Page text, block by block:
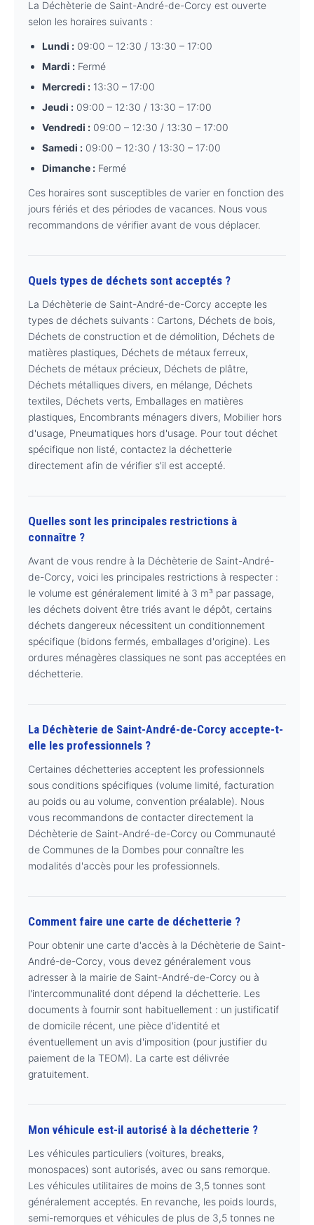
La Déchèterie de Saint-André-de-Corcy est ouverte
selon les horaires suivants :
Lundi : 09:00 – 12:30 / 13:30 – 17:00
Mardi : Fermé
Mercredi : 13:30 – 17:00
Jeudi : 09:00 – 12:30 / 13:30 – 17:00
Vendredi : 09:00 – 12:30 / 13:30 – 17:00
Samedi : 09:00 – 12:30 / 13:30 – 17:00
Dimanche : Fermé
Ces horaires sont susceptibles de varier en fonction des
jours fériés et des périodes de vacances. Nous vous
recommandons de vérifier avant de vous déplacer.
Quels types de déchets sont acceptés ?
La Déchèterie de Saint-André-de-Corcy accepte les
types de déchets suivants : Cartons, Déchets de bois,
Déchets de construction et de démolition, Déchets de
matières plastiques, Déchets de métaux ferreux,
Déchets de métaux précieux, Déchets de plâtre,
Déchets métalliques divers, en mélange, Déchets
textiles, Déchets verts, Emballages en matières
plastiques, Encombrants ménagers divers, Mobilier hors
d'usage, Pneumatiques hors d'usage. Pour tout déchet
spécifique non listé, contactez la déchetterie
directement afin de vérifier s'il est accepté.
Quelles sont les principales restrictions à
connaître ?
Avant de vous rendre à la Déchèterie de Saint-André-
de-Corcy, voici les principales restrictions à respecter :
le volume est généralement limité à 3 m³ par passage,
les déchets doivent être triés avant le dépôt, certains
déchets dangereux nécessitent un conditionnement
spécifique (bidons fermés, emballages d'origine). Les
ordures ménagères classiques ne sont pas acceptées en
déchetterie.
La Déchèterie de Saint-André-de-Corcy accepte-t-
elle les professionnels ?
Certaines déchetteries acceptent les professionnels
sous conditions spécifiques (volume limité, facturation
au poids ou au volume, convention préalable). Nous
vous recommandons de contacter directement la
Déchèterie de Saint-André-de-Corcy ou Communauté
de Communes de la Dombes pour connaître les
modalités d'accès pour les professionnels.
Comment faire une carte de déchetterie ?
Pour obtenir une carte d'accès à la Déchèterie de Saint-
André-de-Corcy, vous devez généralement vous
adresser à la mairie de Saint-André-de-Corcy ou à
l'intercommunalité dont dépend la déchetterie. Les
documents à fournir sont habituellement : un justificatif
de domicile récent, une pièce d'identité et
éventuellement un avis d'imposition (pour justifier du
paiement de la TEOM). La carte est délivrée
gratuitement.
Mon véhicule est-il autorisé à la déchetterie ?
Les véhicules particuliers (voitures, breaks,
monospaces) sont autorisés, avec ou sans remorque.
Les véhicules utilitaires de moins de 3,5 tonnes sont
généralement acceptés. En revanche, les poids lourds,
semi-remorques et véhicules de plus de 3,5 tonnes ne